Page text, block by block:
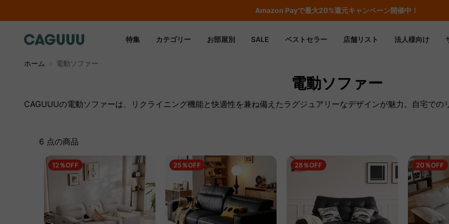
期間限定フラッシュセール！最大50％OFF
特集 カテゴリー お部屋別 SALE ベストセラー 店舗リスト 法人様向け
ホーム 電動ソファー
電動ソファー
CAGUUUの電動ソファーは、リクライニング機能と快適性を兼ね備えたラグジュアリーなデザインが魅力。自宅で
6 点の商品
12％OFF 25％OFF 28％OFF 20％OFF